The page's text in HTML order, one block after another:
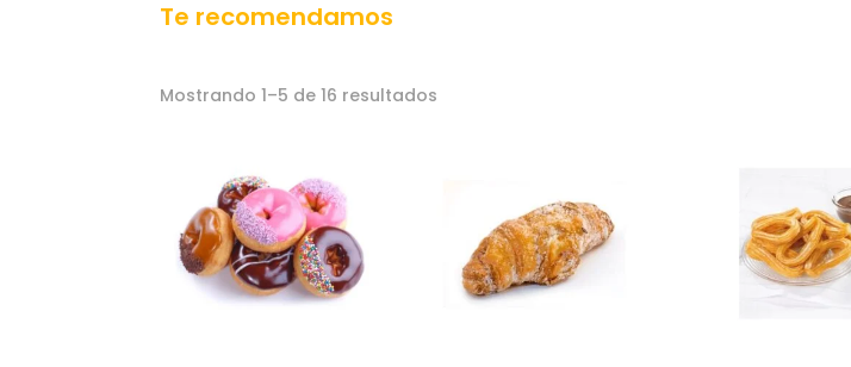
Te recomendamos
Mostrando 1–5 de 16 resultados